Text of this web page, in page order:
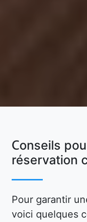
Conseils
réservation
Pour garantir
voici quelques